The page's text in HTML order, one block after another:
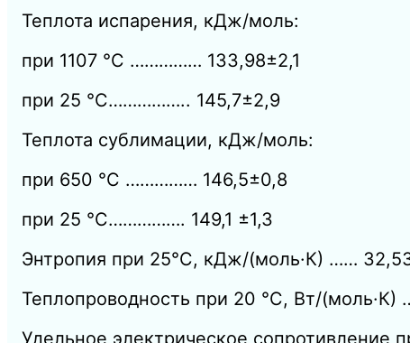
Теплота испарения, кДж/моль:
при 1107 °С …………… 133,98±2,1
при 25 °С…………….. 145,7±2,9
Теплота сублимации, кДж/моль:
при 650 °С …………… 146,5±0,8
при 25 °С……………. 149,1 ±1,3
Энтропия при 25°С, кДж/(моль·К) ……
Теплопроводность при 20 °С, Вт/(моль·К)